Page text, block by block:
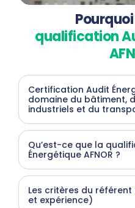
qualification
Certification Audit
domaine du bâtiment,
industriels et du
Qu’est-ce que la
Énergétique AFNOR ?
Les critères du
et expérience)